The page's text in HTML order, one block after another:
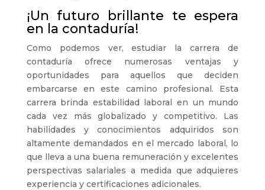
¡Un futuro brillante te espera
en la contaduría!
Como podemos ver, estudiar la carrera de
contaduría ofrece numerosas ventajas y
oportunidades para aquellos que deciden
embarcarse en este camino profesional. Esta
carrera brinda estabilidad laboral en un mundo
cada vez más globalizado y competitivo. Las
habilidades y conocimientos adquiridos son
altamente demandados en el mercado laboral, lo
que lleva a una buena remuneración y excelentes
perspectivas salariales a medida que adquieres
experiencia y certificaciones adicionales.